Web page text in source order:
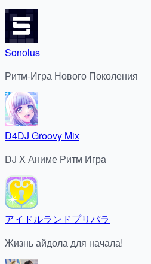
Sonolus
Ритм-Игра Нового Поколения
D4DJ Groovy Mix
DJ X Аниме Ритм Игра
アイドルランドプリパラ
Жизнь айдола для начала!